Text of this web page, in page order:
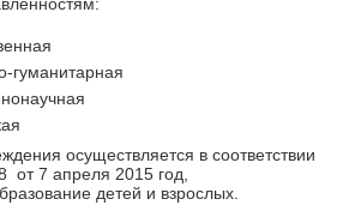
гуманитарная
осуществляется в соответствии
от 7 апреля 2015 год,
детей и взрослых.